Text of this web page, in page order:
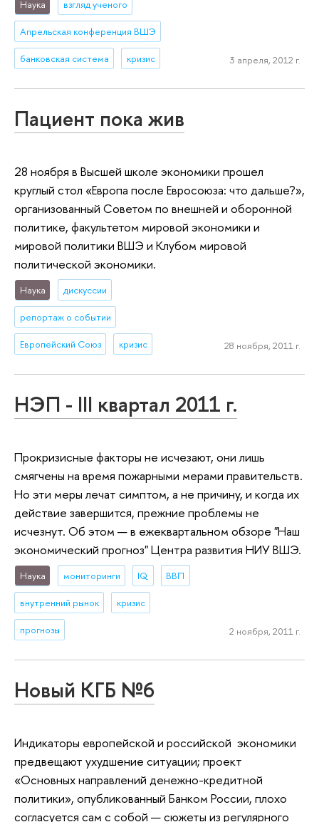
Наука взгляд ученого
Апрельская конференция ВШЭ
банковская система кризис 3 апреля, 2012 г.
Пациент пока жив
28 ноября в Высшей школе экономики прошел
круглый стол «Европа после Евросоюза: что дальше?»,
организованный Советом по внешней и оборонной
политике, факультетом мировой экономики и
мировой политики ВШЭ и Клубом мировой
политической экономики.
Наука дискуссии
репортаж о событии
Европейский Союз кризис 28 ноября, 2011 г.
НЭП - III квартал 2011 г.
Прокризисные факторы не исчезают, они лишь
смягчены на время пожарными мерами правительств.
Но эти меры лечат симптом, а не причину, и когда их
действие завершится, прежние проблемы не
исчезнут. Об этом — в ежеквартальном обзоре "Наш
экономический прогноз" Центра развития НИУ ВШЭ.
Наука мониторинги IQ ВВП
внутренний рынок кризис
прогнозы 2 ноября, 2011 г.
Новый КГБ №6
Индикаторы европейской и российской экономики
предвещают ухудшение ситуации; проект
«Основных направлений денежно-кредитной
политики», опубликованный Банком России, плохо
согласуется сам с собой — сюжеты из регулярного